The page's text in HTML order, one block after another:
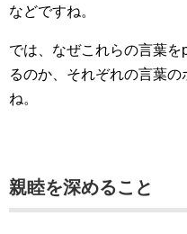
などですね。
では、なぜこれらの言葉を
るのか、それぞれの言葉
ね。
親睦を深めること